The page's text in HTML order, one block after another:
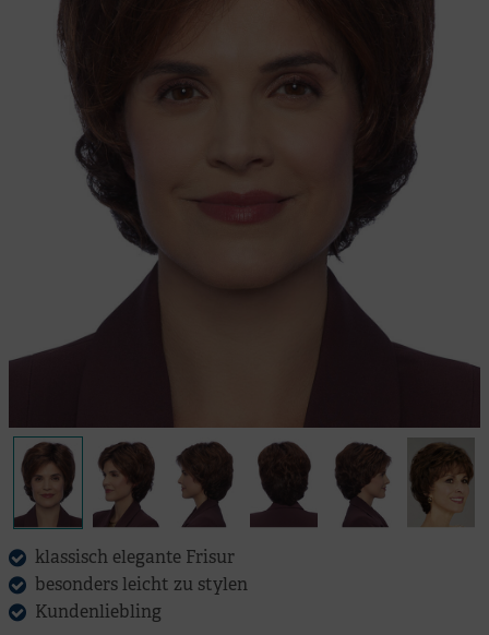
klassisch elegante Frisur
besonders leicht zu stylen
Kundenliebling